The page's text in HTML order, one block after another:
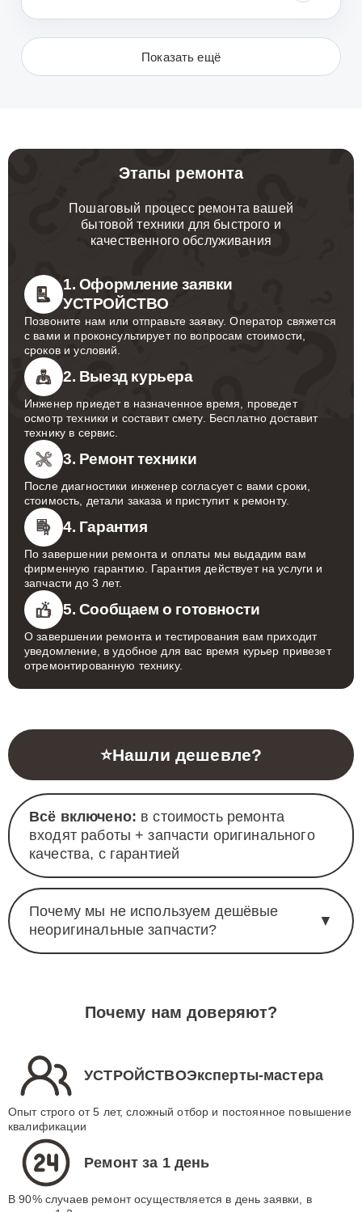
Показать ещё
Этапы ремонта
Пошаговый процесс ремонта вашей
бытовой техники для быстрого и
качественного обслуживания
1. Оформление заявки
УСТРОЙСТВО
Позвоните нам или отправьте заявку. Оператор свяжется
с вами и проконсультирует по вопросам стоимости,
сроков и условий.
2. Выезд курьера
Инженер приедет в назначенное время, проведет
осмотр техники и составит смету. Бесплатно доставит
технику в сервис.
3. Ремонт техники
После диагностики инженер согласует с вами сроки,
стоимость, детали заказа и приступит к ремонту.
4. Гарантия
По завершении ремонта и оплаты мы выдадим вам
фирменную гарантию. Гарантия действует на услуги и
запчасти до 3 лет.
5. Сообщаем о готовности
О завершении ремонта и тестирования вам приходит
уведомление, в удобное для вас время курьер привезет
отремонтированную технику.
⭐Нашли дешевле?
Всё включено: в стоимость ремонта
входят работы + запчасти оригинального
качества, с гарантией
Почему мы не используем дешёвые
неоригинальные запчасти?
▼
Почему нам доверяют?
УСТРОЙСТВОЭксперты-мастера
Опыт строго от 5 лет, сложный отбор и постоянное повышение
квалификации
Ремонт за 1 день
В 90% случаев ремонт осуществляется в день заявки, в